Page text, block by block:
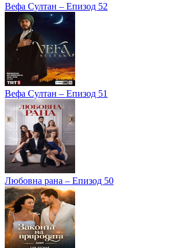
Вефа Султан – Епизод 52
Вефа Султан – Епизод 51
Любовна рана – Епизод 50